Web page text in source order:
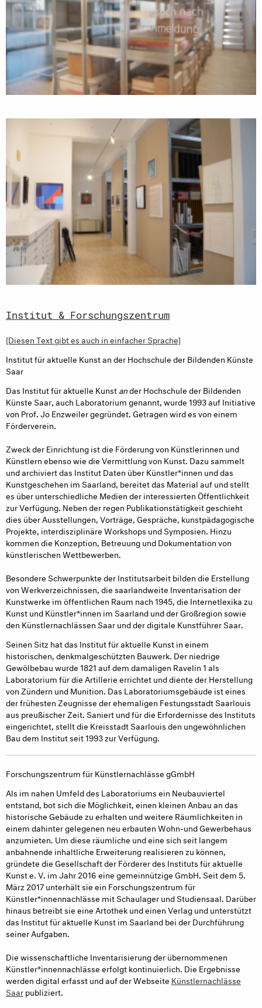
Institut & Forschungszentrum
[Diesen Text gibt es auch in einfacher Sprache]
Institut für aktuelle Kunst an der Hochschule der Bildenden Künste
Saar
Das Institut für aktuelle Kunstander Hochschule der Bildenden
Künste Saar, auch Laboratorium genannt, wurde 1993 auf Initiative
von Prof. Jo Enzweiler gegründet. Getragen wird es von einem
Förderverein.
Zweck der Einrichtung ist die Förderung von Künstlerinnen und
Künstlern ebenso wie die Vermittlung von Kunst. Dazu sammelt
und archiviert das Institut Daten über Künstler*innen und das
Kunstgeschehen im Saarland, bereitet das Material auf und stellt
es über unterschiedliche Medien der interessierten Öffentlichkeit
zur Verfügung. Neben der regen Publikationstätigkeit geschieht
dies über Ausstellungen, Vorträge, Gespräche, kunstpädagogische
Projekte, interdisziplinäre Workshops und Symposien. Hinzu
kommen die Konzeption, Betreuung und Dokumentation von
künstlerischen Wettbewerben.
Besondere Schwerpunkte der Institutsarbeit bilden die Erstellung
von Werkverzeichnissen, die saarlandweite Inventarisation der
Kunstwerke im öffentlichen Raum nach 1945, die Internetlexika zu
Kunst und Künstler*innen im Saarland und der Großregion sowie
den Künstlernachlässen Saar und der digitale Kunstführer Saar.
Seinen Sitz hat das Institut für aktuelle Kunst in einem
historischen, denkmalgeschützten Bauwerk. Der niedrige
Gewölbebau wurde 1821 auf dem damaligen Ravelin 1 als
Laboratorium für die Artillerie errichtet und diente der Herstellung
von Zündern und Munition. Das Laboratoriumsgebäude ist eines
der frühesten Zeugnisse der ehemaligen Festungsstadt Saarlouis
aus preußischer Zeit. Saniert und für die Erfordernisse des Instituts
eingerichtet, stellt die Kreisstadt Saarlouis den ungewöhnlichen
Bau dem Institut seit 1993 zur Verfügung.
Forschungszentrum für Künstlernachlässe gGmbH
Als im nahen Umfeld des Laboratoriums ein Neubauviertel
entstand, bot sich die Möglichkeit, einen kleinen Anbau an das
historische Gebäude zu erhalten und weitere Räumlichkeiten in
einem dahinter gelegenen neu erbauten Wohn-und Gewerbehaus
anzumieten. Um diese räumliche und eine sich seit langem
anbahnende inhaltliche Erweiterung realisieren zu können,
gründete die Gesellschaft der Förderer des Instituts für aktuelle
Kunst e. V. im Jahr 2016 eine gemeinnützige GmbH. Seit dem 5.
März 2017 unterhält sie ein Forschungszentrum für
Künstler*innennachlässe mit Schaulager und Studiensaal. Darüber
hinaus betreibt sie eine Artothek und einen Verlag und unterstützt
das Institut für aktuelle Kunst im Saarland bei der Durchführung
seiner Aufgaben.
Die wissenschaftliche Inventarisierung der übernommenen
Künstler*innennachlässe erfolgt kontinuierlich. Die Ergebnisse
werden digital erfasst und auf der Webseite Künstlernachlässe
Saarpubliziert.